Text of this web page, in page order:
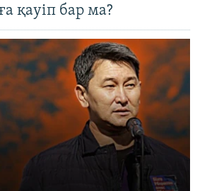
қауіп бар ма?